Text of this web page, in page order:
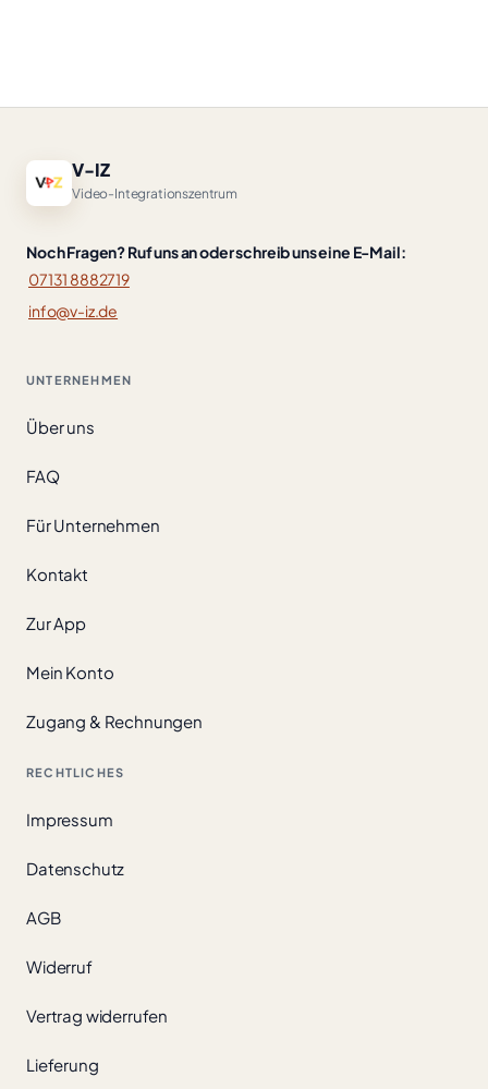
V-IZ
Video-Integrationszentrum
Noch Fragen? Ruf uns an oder schreib uns eine E-Mail:
07131 8882719
info@v-iz.de
UNTERNEHMEN
Über uns
FAQ
Für Unternehmen
Kontakt
Zur App
Mein Konto
Zugang & Rechnungen
RECHTLICHES
Impressum
Datenschutz
AGB
Widerruf
Vertrag widerrufen
Lieferung